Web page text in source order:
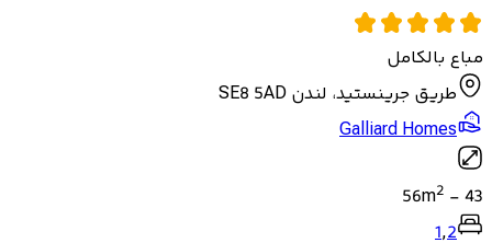
مباع بالكامل
طريق جرينستيد، لندن SE8 5AD
Galliard Homes
43
-
56m2
1,2